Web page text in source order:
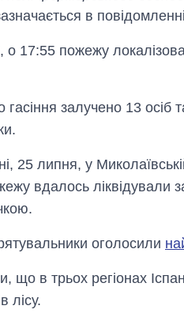
в
17:55 пожежу
залучено 13 осіб
25 липня, у
вдалось ліквідували
оголосили
що в трьох регіонах
лісу.